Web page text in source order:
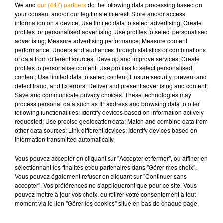
du procureur.
Musique
7 août 2026
Madonna sort enfin le remix de « Love
Sensation » avec Kylie Minogue
7 août 2026
Angèle et Amélie Lens dévoilent leur
collaboration tant attendue
We and our (447) partnersdo the following data processing based on
your consent and/or our legitimate interest: Store and/or access
information on a device; Use limited data to select advertising; Create
profiles for personalised advertising; Use profiles to select personalised
advertising; Measure advertising performance; Measure content
performance; Understand audiences through statistics or combinations
of data from different sources; Develop and improve services; Create
profiles to personalise content; Use profiles to select personalised
content; Use limited data to select content; Ensure security, prevent and
detect fraud, and fix errors; Deliver and present advertising and content;
Save and communicate privacy choices. These technologies may
process personal data such as IP address and browsing data to offer
following functionalities: Identify devices based on information actively
requested; Use precise geolocation data; Match and combine data from
other data sources; Link different devices; Identify devices based on
information transmitted automatically.
Vous pouvez accepter en cliquant sur "Accepter et fermer", ou affiner en
sélectionnant les finalités et/ou partenaires dans "Gérer mes choix".
Vous pouvez également refuser en cliquant sur "Continuer sans
accepter". Vos préférences ne s'appliqueront que pour ce site. Vous
pouvez mettre à jour vos choix, ou retirer votre consentement à tout
moment via le lien "Gérer les cookies" situé en bas de chaque page.